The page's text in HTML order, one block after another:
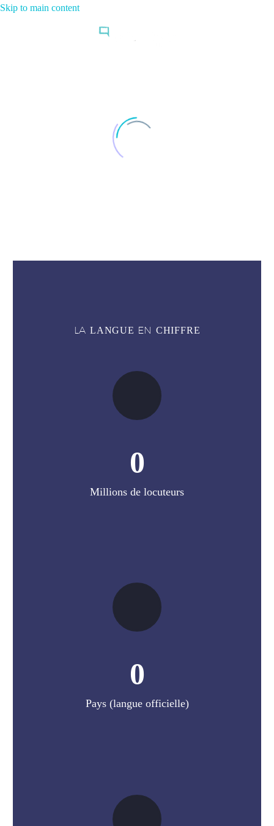
Skip to main content
LA LANGUE EN CHIFFRE
0
Millions de locuteurs
0
Pays (langue officielle)